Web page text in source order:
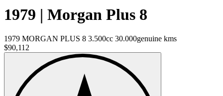
1979 | Morgan Plus 8
1979 MORGAN PLUS 8 3.500cc 30.000genuine kms
$90,112